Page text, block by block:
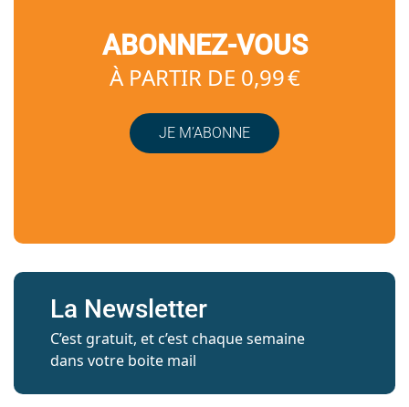
ABONNEZ-VOUS
À PARTIR DE 0,99 €
JE M’ABONNE
La Newsletter
C’est gratuit, et c’est chaque semaine
dans votre boite mail